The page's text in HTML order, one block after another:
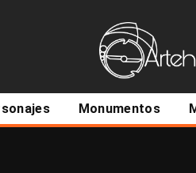
Monumentos